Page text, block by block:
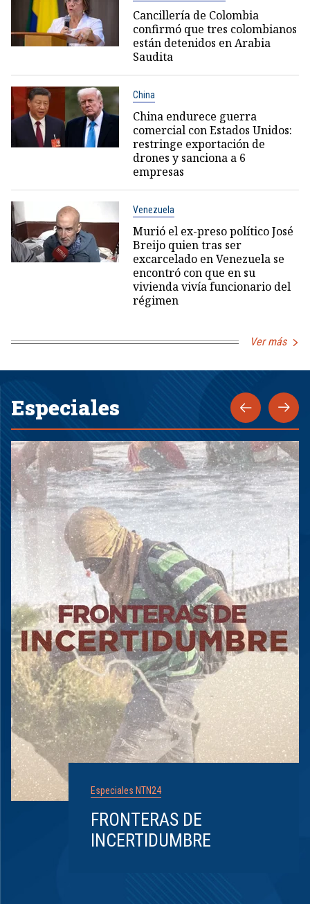
Cancillería de Colombia
confirmó que tres colombianos
están detenidos en Arabia
Saudita
China
China endurece guerra
comercial con Estados Unidos:
restringe exportación de
drones y sanciona a 6
empresas
Venezuela
Murió el ex-preso político José
Breijo quien tras ser
excarcelado en Venezuela se
encontró con que en su
vivienda vivía funcionario del
régimen
Ver más
Especiales
Especiales NTN24
FRONTERAS DE
INCERTIDUMBRE